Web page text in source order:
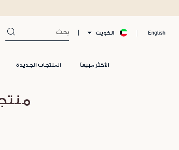
English الكويت
الأكثر مبيعاً المنتجات الجديدة